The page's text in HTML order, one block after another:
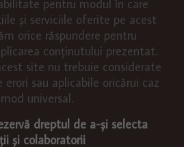
pentru modul în care
și serviciile oferite pe acest
orice răspundere pentru
conținutului prezentat.
site nu trebuie considerate
sau aplicabile oricărui caz
universal.
dreptul de a-și selecta
și colaboratorii